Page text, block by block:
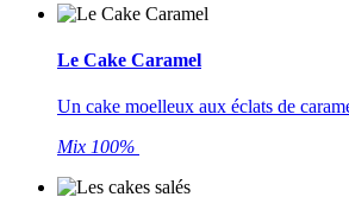
Le Cake Caramel
Un cake moelleux aux éclats de
Mix 100%